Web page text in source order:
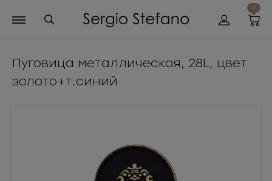
0
Пуговица металлическая, 28L, цвет
золото+т.синий